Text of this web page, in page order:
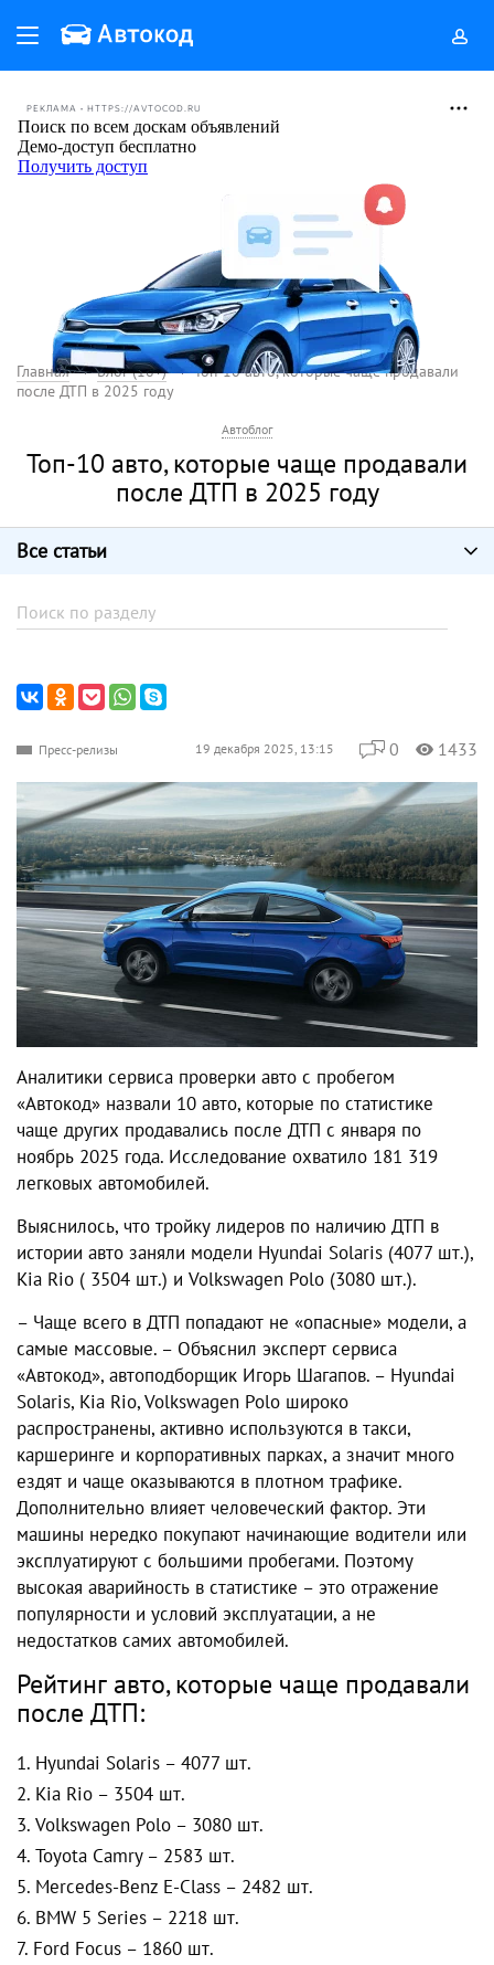
РЕКЛАМА • HTTPS://AVTOCOD.RU
Главная Блог (18+)
Топ-10 авто, которые чаще продавали
после ДТП в 2025 году
Автоблог
Топ-10 авто, которые чаще продавали
после ДТП в 2025 году
Все статьи
Пресс-релизы 19 декабря 2025, 13:15 0 1433
Аналитики сервиса проверки авто с пробегом
«Автокод» назвали 10 авто, которые по статистике
чаще других продавались после ДТП с января по
ноябрь 2025 года. Исследование охватило 181 319
легковых автомобилей.
Выяснилось, что тройку лидеров по наличию ДТП в
истории авто заняли модели Hyundai Solaris (4077 шт.),
Kia Rio ( 3504 шт.) и Volkswagen Polo (3080 шт.).
– Чаще всего в ДТП попадают не «опасные» модели, а
самые массовые. – Объяснил эксперт сервиса
«Автокод», автоподборщик Игорь Шагапов. – Hyundai
Solaris, Kia Rio, Volkswagen Polo широко
распространены, активно используются в такси,
каршеринге и корпоративных парках, а значит много
ездят и чаще оказываются в плотном трафике.
Дополнительно влияет человеческий фактор. Эти
машины нередко покупают начинающие водители или
эксплуатируют с большими пробегами. Поэтому
высокая аварийность в статистике – это отражение
популярности и условий эксплуатации, а не
недостатков самих автомобилей.
Рейтинг авто, которые чаще продавали
после ДТП:
Hyundai Solaris – 4077 шт.
Kia Rio – 3504 шт.
Volkswagen Polo – 3080 шт.
Toyota Camry – 2583 шт.
Mercedes-Benz E-Class – 2482 шт.
BMW 5 Series – 2218 шт.
Ford Focus – 1860 шт.